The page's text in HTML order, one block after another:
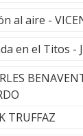
al aire -
en el Titos -
TRUFFAZ